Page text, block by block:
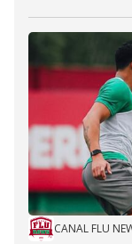
CANAL FLU